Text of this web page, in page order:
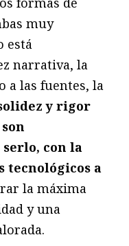
muy
está
narrativa, la
a las fuentes, la
y rigor
con la
tecnológicos a
la máxima
y una